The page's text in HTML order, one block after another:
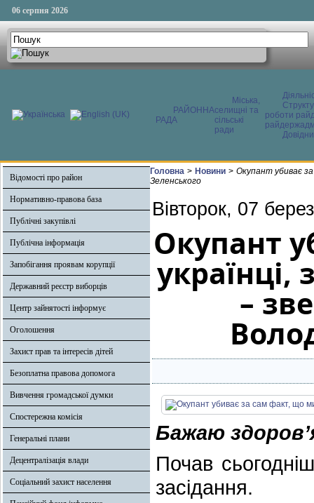
06 серпня 2026
РАЙОННА
РАДА
Міська,
селищні та
сільські
ради
роботи
Відомості про район
Нормативно-правова база
Публічні закупівлі
Публічна інформація
Запобігання проявам корупції
Державний реєстр виборців
Центр зайнятості інформує
Оголошення
Захист прав та інтересів дітей
Безоплатна правова допомога
Вивчення громадської думки
Спостережна комісія
Генеральні плани
Децентралізація влади
Соціальний захист населення
Головна > Новини > Окупант убиває
Зеленського
Вівторок, 07
Окупант
українці,
–
Бажаю
Почав
засідання.